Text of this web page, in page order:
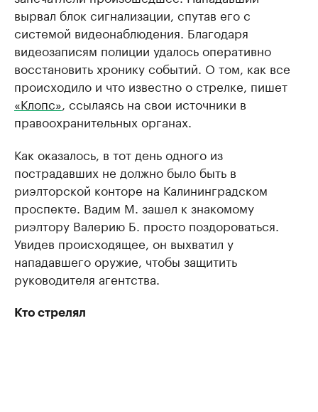
вырвал блок сигнализации, спутав его с
системой видеонаблюдения. Благодаря
видеозаписям полиции удалось оперативно
восстановить хронику событий. О том, как все
происходило и что известно о стрелке, пишет
«Клопс» , ссылаясь на свои источники в
правоохранительных органах.
Как оказалось, в тот день одного из
пострадавших не должно было быть в
риэлторской конторе на Калининградском
проспекте. Вадим М. зашел к знакомому
риэлтору Валерию Б. просто поздороваться.
Увидев происходящее, он выхватил у
нападавшего оружие, чтобы защитить
руководителя агентства.
Кто стрелял